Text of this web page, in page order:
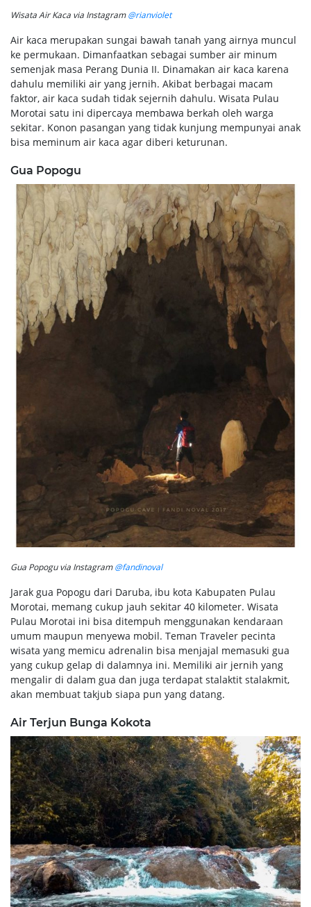
Wisata Air Kaca via Instagram@rianviolet
Air kaca merupakan sungai bawah tanah yang airnya muncul
ke permukaan. Dimanfaatkan sebagai sumber air minum
semenjak masa Perang Dunia II. Dinamakan air kaca karena
dahulu memiliki air yang jernih. Akibat berbagai macam
faktor, air kaca sudah tidak sejernih dahulu. Wisata Pulau
Morotai satu ini dipercaya membawa berkah oleh warga
sekitar. Konon pasangan yang tidak kunjung mempunyai anak
bisa meminum air kaca agar diberi keturunan.
Gua Popogu
Gua Popogu via Instagram@fandinoval
Jarak gua Popogu dari Daruba, ibu kota Kabupaten Pulau
Morotai, memang cukup jauh sekitar 40 kilometer. Wisata
Pulau Morotai ini bisa ditempuh menggunakan kendaraan
umum maupun menyewa mobil. Teman Traveler pecinta
wisata yang memicu adrenalin bisa menjajal memasuki gua
yang cukup gelap di dalamnya ini. Memiliki air jernih yang
mengalir di dalam gua dan juga terdapat stalaktit stalakmit,
akan membuat takjub siapa pun yang datang.
Air Terjun Bunga Kokota